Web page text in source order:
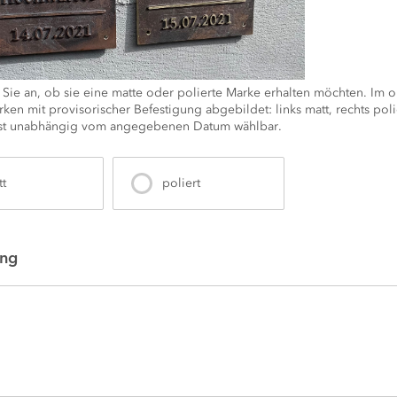
an, ob sie eine matte oder polierte Marke erhalten möchten. Im
mit provisorischer Befestigung abgebildet: links matt, rechts
unabhängig vom angegebenen Datum wählbar.
poliert